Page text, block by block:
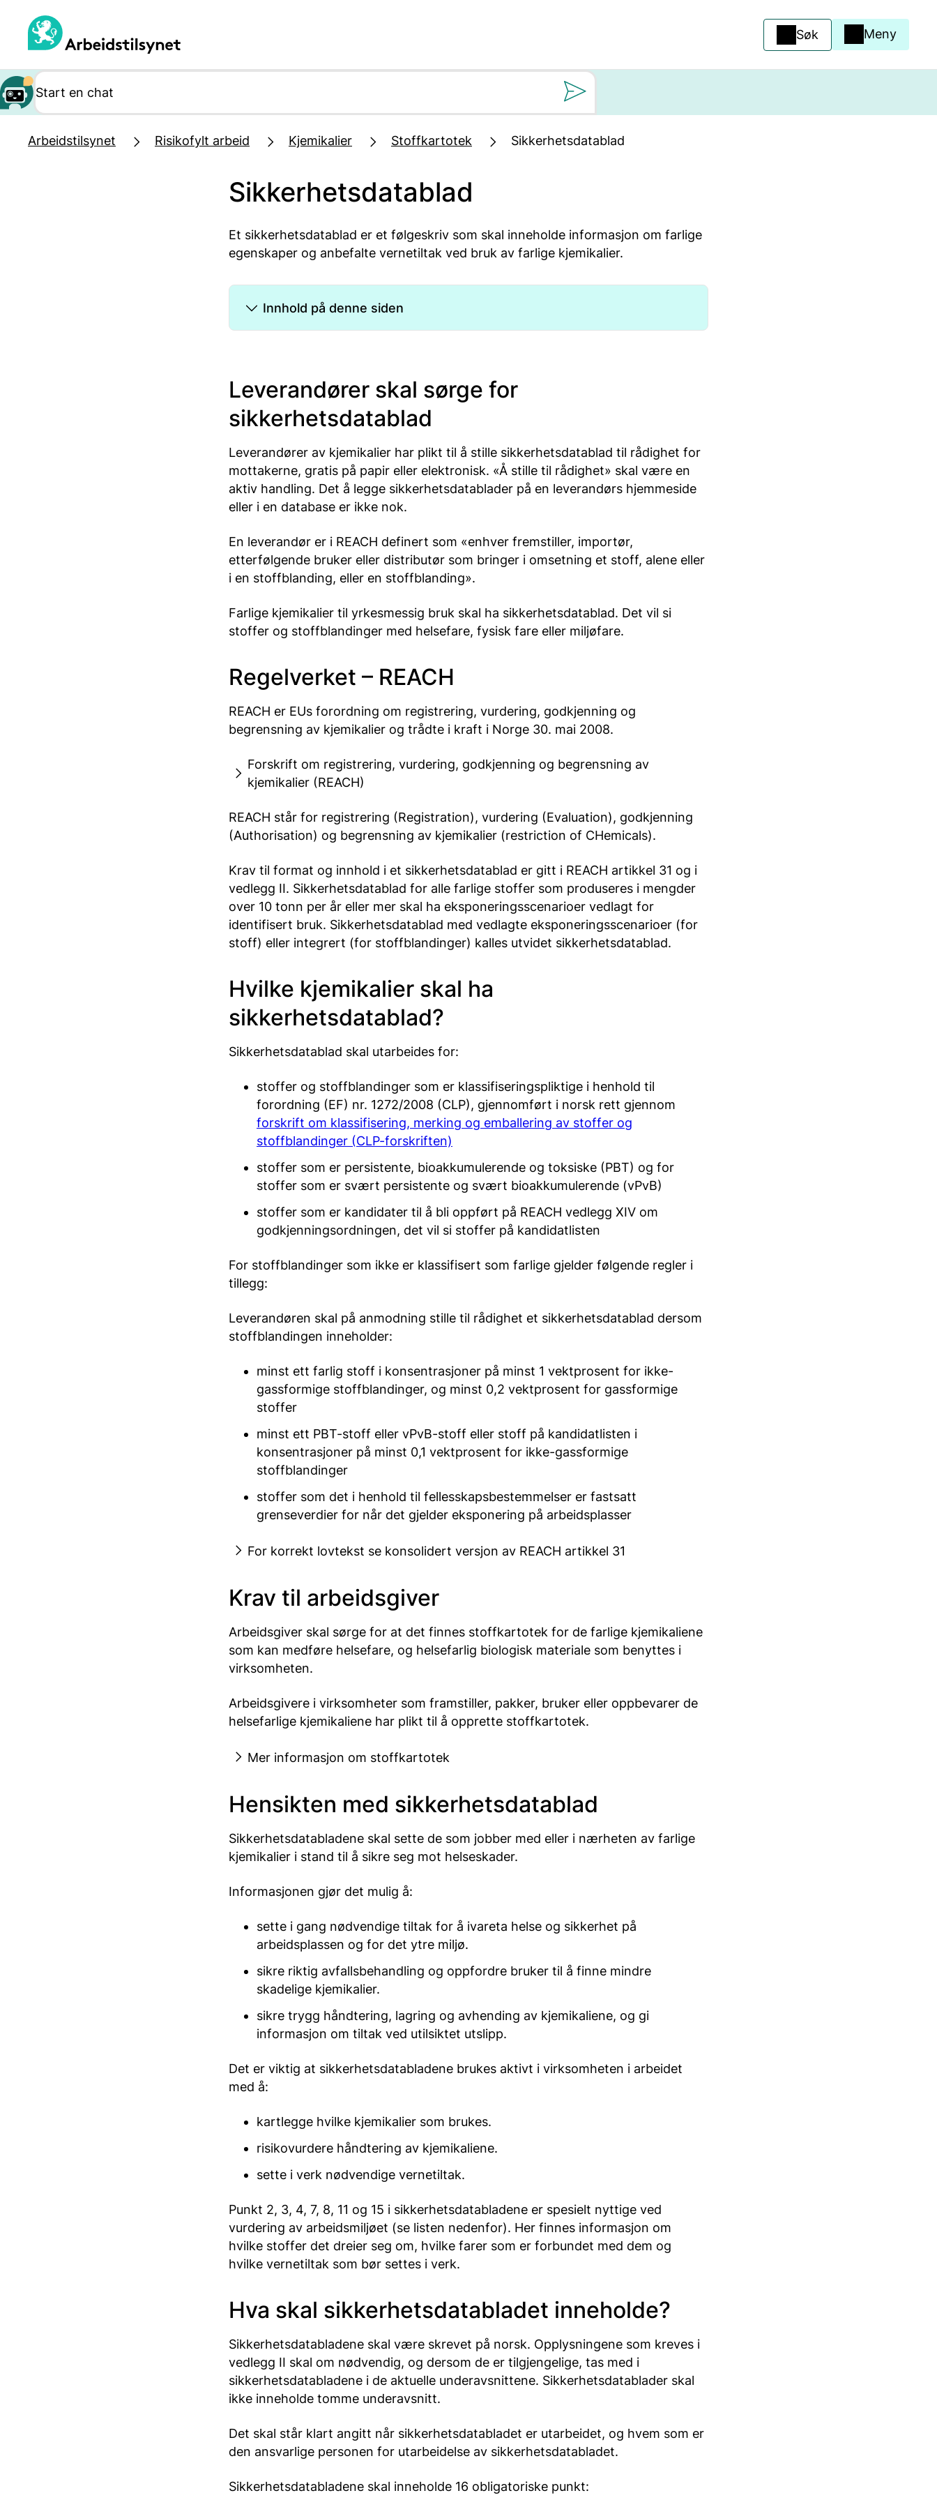
hovedinnhold
Søk Meny
Arbeidstilsynet Risikofylt arbeid Kjemikalier Stoffkartotek Sikkerhetsdatablad
Sikkerhetsdatablad
Et sikkerhetsdatablad er et følgeskriv som skal inneholde informasjon om farlige
egenskaper og anbefalte vernetiltak ved bruk av farlige kjemikalier.
Innhold på denne siden
Leverandører skal sørge for
sikkerhetsdatablad
Leverandører av kjemikalier har plikt til å stille sikkerhetsdatablad til rådighet for
mottakerne, gratis på papir eller elektronisk. «Å stille til rådighet» skal være en
aktiv handling. Det å legge sikkerhetsdatablader på en leverandørs hjemmeside
eller i en database er ikke nok.
En leverandør er i REACH definert som «enhver fremstiller, importør,
etterfølgende bruker eller distributør som bringer i omsetning et stoff, alene eller
i en stoffblanding, eller en stoffblanding».
Farlige kjemikalier til yrkesmessig bruk skal ha sikkerhetsdatablad. Det vil si
stoffer og stoffblandinger med helsefare, fysisk fare eller miljøfare.
Regelverket – REACH
REACH er EUs forordning om registrering, vurdering, godkjenning og
begrensning av kjemikalier og trådte i kraft i Norge 30. mai 2008.
Forskrift om registrering, vurdering, godkjenning og begrensning av
kjemikalier (REACH)
REACH står for registrering (Registration), vurdering (Evaluation), godkjenning
(Authorisation) og begrensning av kjemikalier (restriction of CHemicals).
Krav til format og innhold i et sikkerhetsdatablad er gitt i REACH artikkel 31 og i
vedlegg II. Sikkerhetsdatablad for alle farlige stoffer som produseres i mengder
over 10 tonn per år eller mer skal ha eksponeringsscenarioer vedlagt for
identifisert bruk. Sikkerhetsdatablad med vedlagte eksponeringsscenarioer (for
stoff) eller integrert (for stoffblandinger) kalles utvidet sikkerhetsdatablad.
Hvilke kjemikalier skal ha
sikkerhetsdatablad?
Sikkerhetsdatablad skal utarbeides for:
stoffer og stoffblandinger som er klassifiseringspliktige i henhold til
forordning (EF) nr. 1272/2008 (CLP), gjennomført i norsk rett gjennom
forskrift om klassifisering, merking og emballering av stoffer og
stoffblandinger (CLP-forskriften)
stoffer som er persistente, bioakkumulerende og toksiske (PBT) og for
stoffer som er svært persistente og svært bioakkumulerende (vPvB)
stoffer som er kandidater til å bli oppført på REACH vedlegg XIV om
godkjenningsordningen, det vil si stoffer på kandidatlisten
For stoffblandinger som ikke er klassifisert som farlige gjelder følgende regler i
tillegg:
Leverandøren skal på anmodning stille til rådighet et sikkerhetsdatablad dersom
stoffblandingen inneholder:
minst ett farlig stoff i konsentrasjoner på minst 1 vektprosent for ikke-
gassformige stoffblandinger, og minst 0,2 vektprosent for gassformige
stoffer
minst ett PBT-stoff eller vPvB-stoff eller stoff på kandidatlisten i
konsentrasjoner på minst 0,1 vektprosent for ikke-gassformige
stoffblandinger
stoffer som det i henhold til fellesskapsbestemmelser er fastsatt
grenseverdier for når det gjelder eksponering på arbeidsplasser
For korrekt lovtekst se konsolidert versjon av REACH artikkel 31
Krav til arbeidsgiver
Arbeidsgiver skal sørge for at det finnes stoffkartotek for de farlige kjemikaliene
som kan medføre helsefare, og helsefarlig biologisk materiale som benyttes i
virksomheten.
Arbeidsgivere i virksomheter som framstiller, pakker, bruker eller oppbevarer de
helsefarlige kjemikaliene har plikt til å opprette stoffkartotek.
Mer informasjon om stoffkartotek
Hensikten med sikkerhetsdatablad
Sikkerhetsdatabladene skal sette de som jobber med eller i nærheten av farlige
kjemikalier i stand til å sikre seg mot helseskader.
Informasjonen gjør det mulig å:
sette i gang nødvendige tiltak for å ivareta helse og sikkerhet på
arbeidsplassen og for det ytre miljø.
sikre riktig avfallsbehandling og oppfordre bruker til å finne mindre
skadelige kjemikalier.
sikre trygg håndtering, lagring og avhending av kjemikaliene, og gi
informasjon om tiltak ved utilsiktet utslipp.
Det er viktig at sikkerhetsdatabladene brukes aktivt i virksomheten i arbeidet
med å:
kartlegge hvilke kjemikalier som brukes.
risikovurdere håndtering av kjemikaliene.
sette i verk nødvendige vernetiltak.
Punkt 2, 3, 4, 7, 8, 11 og 15 i sikkerhetsdatabladene er spesielt nyttige ved
vurdering av arbeidsmiljøet (se listen nedenfor). Her finnes informasjon om
hvilke stoffer det dreier seg om, hvilke farer som er forbundet med dem og
hvilke vernetiltak som bør settes i verk.
Hva skal sikkerhetsdatabladet inneholde?
Sikkerhetsdatabladene skal være skrevet på norsk. Opplysningene som kreves i
vedlegg II skal om nødvendig, og dersom de er tilgjengelige, tas med i
sikkerhetsdatabladene i de aktuelle underavsnittene. Sikkerhetsdatablader skal
ikke inneholde tomme underavsnitt.
Det skal står klart angitt når sikkerhetsdatabladet er utarbeidet, og hvem som er
den ansvarlige personen for utarbeidelse av sikkerhetsdatabladet.
Sikkerhetsdatabladene skal inneholde 16 obligatoriske punkt: